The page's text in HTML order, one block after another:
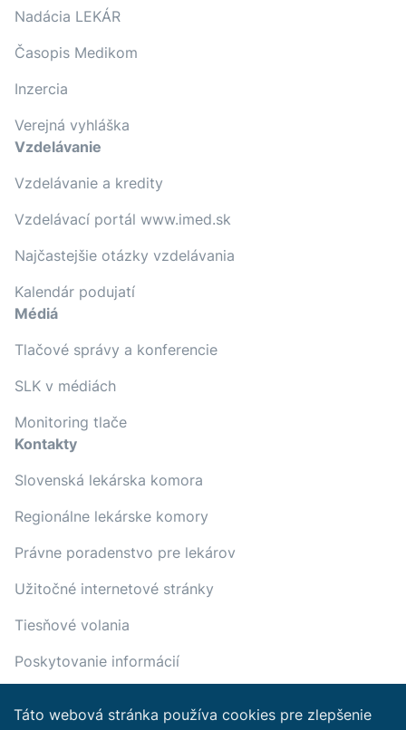
Nadácia LEKÁR
Časopis Medikom
Inzercia
Verejná vyhláška
Vzdelávanie
Vzdelávanie a kredity
Vzdelávací portál www.imed.sk
Najčastejšie otázky vzdelávania
Kalendár podujatí
Médiá
Tlačové správy a konferencie
SLK v médiách
Monitoring tlače
Kontakty
Slovenská lekárska komora
Regionálne lekárske komory
Právne poradenstvo pre lekárov
Užitočné internetové stránky
Tiesňové volania
Poskytovanie informácií
Táto webová stránka používa cookies pre zlepšenie